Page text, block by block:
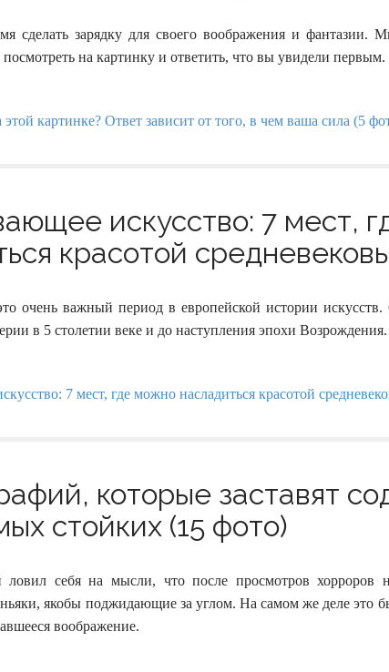
сделать зарядку для своего воображения и фантазии.
на картинку и ответить, что вы увидели первым.
искусство: 7 мест,
красотой
очень важный период в европейской истории
в 5 столетии веке и до наступления эпохи Возрождения.
которые заставят
стойких (15 фото)
ловил себя на мысли, что после просмотров хорроров
якобы поджидающие за углом. На самом же деле это
воображение.